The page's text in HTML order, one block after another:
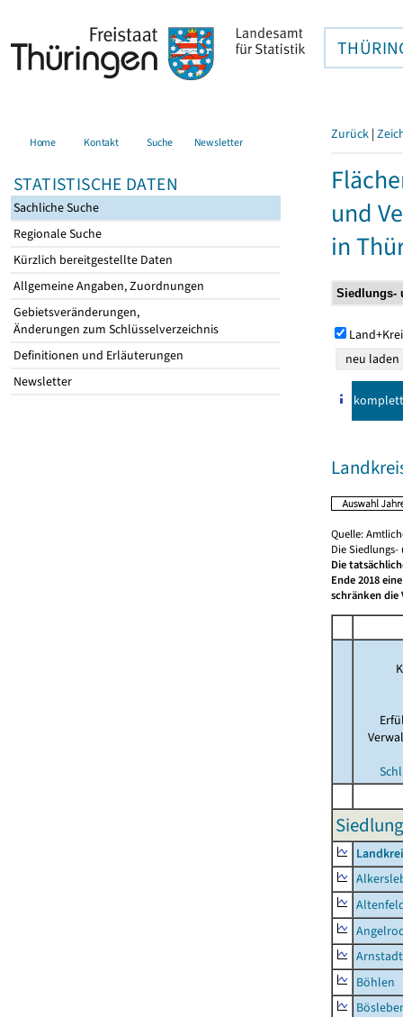
Home Kontakt Suche Newsletter
STATISTISCHE DATEN
Sachliche Suche
Regionale Suche
Kürzlich bereitgestellte Daten
Allgemeine Angaben, Zuordnungen
Gebietsveränderungen,
Änderungen zum Schlüsselverzeichnis
Definitionen und Erläuterungen
Newsletter
Zurück |
und
in
komplett
Quelle:
Die
Die
Ende 2018
schränken
Böhlen